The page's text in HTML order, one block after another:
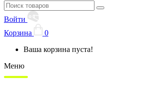
Войти
Корзина
0
Ваша корзина пуста!
Меню